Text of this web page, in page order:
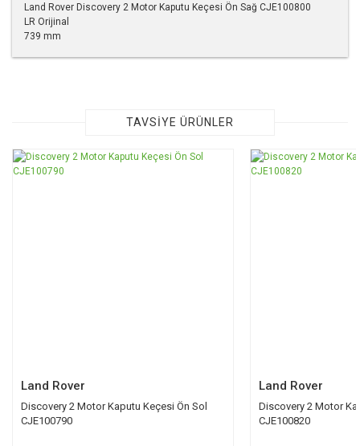
Land Rover Discovery 2 Motor Kaputu Keçesi Ön Sağ CJE100800
LR Orijinal
739 mm
Görüş ve önerileriniz için teşekkür ederiz.
Ürün resmi kalitesiz, bozuk veya görüntülenemiyor.
TAVSİYE ÜRÜNLER
Land Rover
Discovery 2 Motor Kaputu Keçesi Ön Sol
CJE100790
Land Rover
Discovery 2 Motor
CJE100820